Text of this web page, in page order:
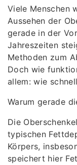
Viele Menschen
Aussehen der
gerade in der
Jahreszeiten
Methoden zum
Doch wie
allem: wie
Warum gerade
Die
typischen
Körpers,
speichert hier